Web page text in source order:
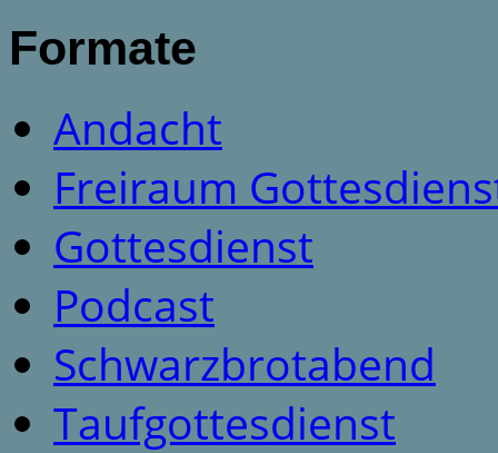
Formate
Andacht
Freiraum
Gottesdienst
Podcast
Schwarzbrotabend
Taufgottesdienst